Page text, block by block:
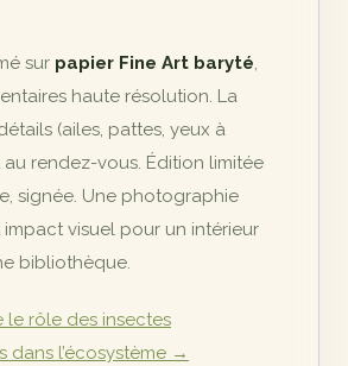
sur papier Fine Art baryté,
haute résolution. La
(ailes, pattes, yeux à
rendez-vous. Édition limitée
signée. Une photographie
visuel pour un intérieur
bibliothèque.
le rôle des insectes
dans l’écosystème →